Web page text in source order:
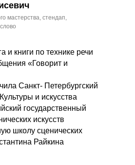
мастерства, стендап,
и книги по технике речи
«Говорит и
Санкт- Петербургский
и искусства
государственный
искусств
школу сценических
Райкина